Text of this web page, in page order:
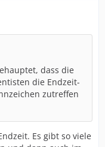
dass die
die Endzeit-
zutreffen
Es gibt so viele